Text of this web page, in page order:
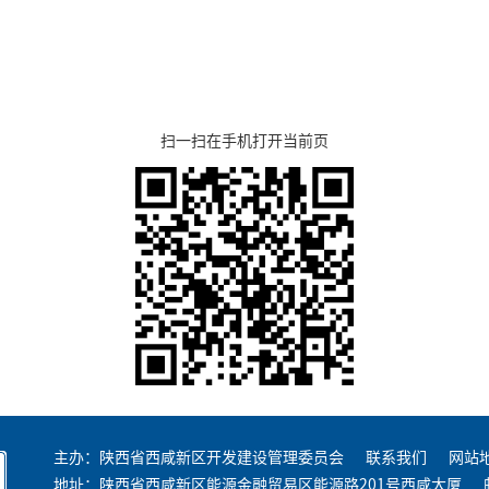
扫一扫在手机打开当前页
主办：陕西省西咸新区开发建设管理委员会 联系我们
网站
地址：陕西省西咸新区能源金融贸易区能源路201号西咸大厦